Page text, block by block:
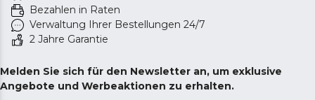
Bezahlen in Raten
Verwaltung Ihrer Bestellungen 24/7
2 Jahre Garantie
Melden Sie sich für den Newsletter an, um exklusive
Angebote und Werbeaktionen zu erhalten.